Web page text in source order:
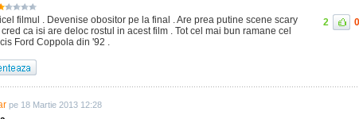
filmul . Devenise obositor pe la final . Are prea putine scene scary
ca isi are deloc rostul in acest film . Tot cel mai bun ramane cel
Ford Coppola din '92 .
2 0
pe 18 Martie 2013 12:28